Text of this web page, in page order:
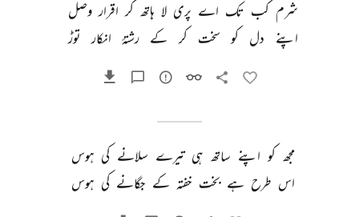
شرم کب تک اے پری لا ہاتھ کر اقرار وصل
اپنے
دل کو سخت کر کے رشتۂ انکار توڑ
مجھ کو اپنے ساتھ ہی تیرے سلانے کی ہوس
اس طرح ہے بخت خفتہ کے جگانے کی ہوس